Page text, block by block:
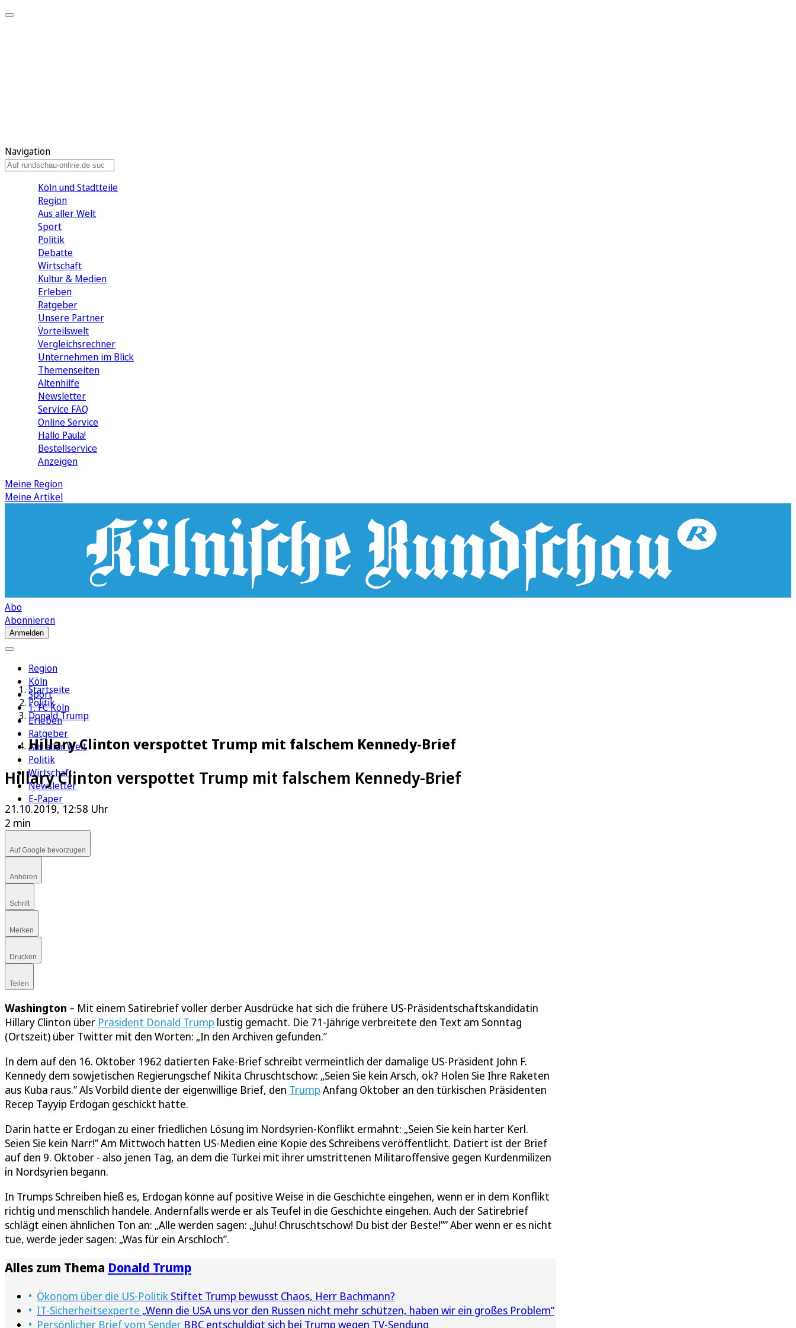
Navigation
Köln und Stadtteile
Region
Aus aller Welt
Sport
Politik
Debatte
Wirtschaft
Kultur & Medien
Erleben
Ratgeber
Unsere Partner
Vorteilswelt
Vergleichsrechner
Unternehmen im Blick
Themenseiten
Altenhilfe
Newsletter
Service FAQ
Online Service
Hallo Paula!
Bestellservice
Anzeigen
Meine Region
Meine Artikel
Abo
Abonnieren
Anmelden
Region
Köln
Sport
1. FC Köln
Erleben
Ratgeber
Aus aller Welt
Politik
Wirtschaft
Newsletter
E-Paper
Startseite
Politik
Donald Trump
Hillary Clinton verspottet Trump mit falschem Kennedy-Brief
Hillary Clinton verspottet Trump mit falschem Kennedy-Brief
21.10.2019, 12:58 Uhr
2 min
Auf Google bevorzugen
Anhören
Schrift
Merken
Drucken
Teilen
Washington – Mit einem Satirebrief voller derber Ausdrücke hat sich die frühere US-Präsidentschaftskandidatin
Hillary Clinton über Präsident Donald Trump lustig gemacht. Die 71-Jährige verbreitete den Text am Sonntag
(Ortszeit) über Twitter mit den Worten: „In den Archiven gefunden.”
In dem auf den 16. Oktober 1962 datierten Fake-Brief schreibt vermeintlich der damalige US-Präsident John F.
Kennedy dem sowjetischen Regierungschef Nikita Chruschtschow: „Seien Sie kein Arsch, ok? Holen Sie Ihre Raketen
aus Kuba raus.” Als Vorbild diente der eigenwillige Brief, den Trump Anfang Oktober an den türkischen Präsidenten
Recep Tayyip Erdogan geschickt hatte.
Darin hatte er Erdogan zu einer friedlichen Lösung im Nordsyrien-Konflikt ermahnt: „Seien Sie kein harter Kerl.
Seien Sie kein Narr!” Am Mittwoch hatten US-Medien eine Kopie des Schreibens veröffentlicht. Datiert ist der Brief
auf den 9. Oktober - also jenen Tag, an dem die Türkei mit ihrer umstrittenen Militäroffensive gegen Kurdenmilizen
in Nordsyrien begann.
In Trumps Schreiben hieß es, Erdogan könne auf positive Weise in die Geschichte eingehen, wenn er in dem Konflikt
richtig und menschlich handele. Andernfalls werde er als Teufel in die Geschichte eingehen. Auch der Satirebrief
schlägt einen ähnlichen Ton an: „Alle werden sagen: „Juhu! Chruschtschow! Du bist der Beste!”” Aber wenn er es nicht
tue, werde jeder sagen: „Was für ein Arschloch”.
Alles zum Thema Donald Trump
Ökonom über die US-Politik Stiftet Trump bewusst Chaos, Herr Bachmann?
IT-Sicherheitsexperte „Wenn die USA uns vor den Russen nicht mehr schützen, haben wir ein großes Problem“
Persönlicher Brief vom Sender BBC entschuldigt sich bei Trump wegen TV-Sendung